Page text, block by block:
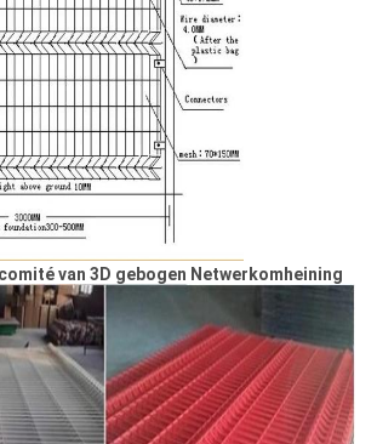
van 3D gebogen Netwerkomheining